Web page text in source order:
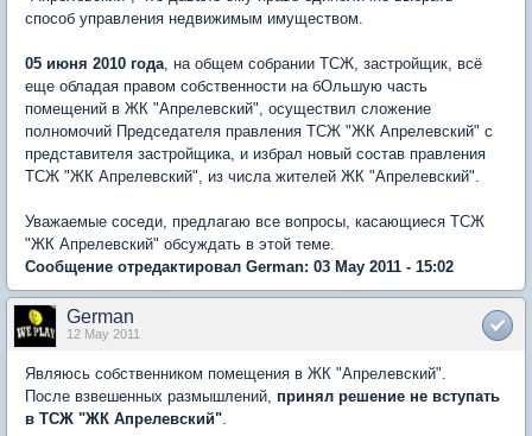
способ управления недвижимым имуществом.
05 июня 2010 года , на общем собрании ТСЖ, застройщик, всё
еще обладая правом собственности на бОльшую часть
помещений в ЖК "Апрелевский", осуществил сложение
полномочий Председателя правления ТСЖ "ЖК Апрелевский" с
представителя застройщика, и избрал новый состав правления
ТСЖ "ЖК Апрелевский", из числа жителей ЖК "Апрелевский".
Уважаемые соседи, предлагаю все вопросы, касающиеся ТСЖ
"ЖК Апрелевский" обсуждать в этой теме.
Сообщение отредактировал German: 03 May 2011 - 15:02
German
12 May 2011
Являюсь собственником помещения в ЖК "Апрелевский".
После взвешенных размышлений, принял решение не вступать
в ТСЖ "ЖК Апрелевский"